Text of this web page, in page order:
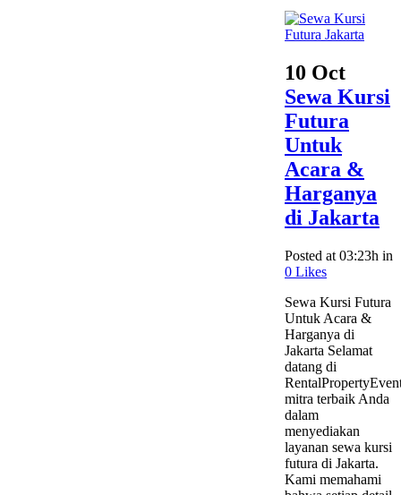
10 Oct
Sewa Kursi
Futura
Untuk
Acara &
Harganya
di Jakarta
Posted at 03:23h in
0 Likes
Sewa Kursi Futura
Untuk Acara &
Harganya di
Jakarta Selamat
datang di
mitra terbaik Anda
dalam
menyediakan
layanan sewa kursi
futura di Jakarta.
Kami memahami